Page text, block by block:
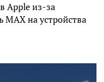
Apple из-за
на устройства